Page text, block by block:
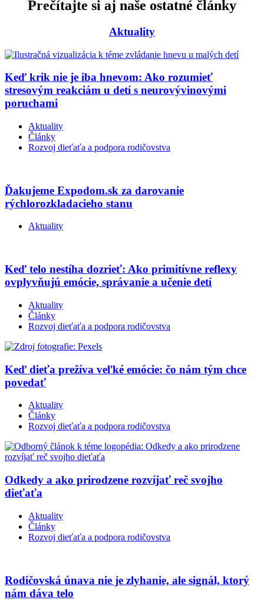
Prečítajte si aj naše ostatné články
Aktuality
Keď krik nie je iba hnevom: Ako rozumieť
stresovým reakciám u detí s neurovývinovými
poruchami
Aktuality
Články
Rozvoj dieťaťa a podpora rodičovstva
Ďakujeme Expodom.sk za darovanie
rýchlorozkladacieho stanu
Aktuality
Keď telo nestíha dozrieť: Ako primitívne reflexy
ovplyvňujú emócie, správanie a učenie detí
Aktuality
Články
Rozvoj dieťaťa a podpora rodičovstva
Keď dieťa prežíva veľké emócie: čo nám tým chce
povedať
Aktuality
Články
Rozvoj dieťaťa a podpora rodičovstva
Odkedy a ako prirodzene rozvíjať reč svojho
dieťaťa
Aktuality
Články
Rozvoj dieťaťa a podpora rodičovstva
Rodičovská únava nie je zlyhanie, ale signál, ktorý
nám dáva telo